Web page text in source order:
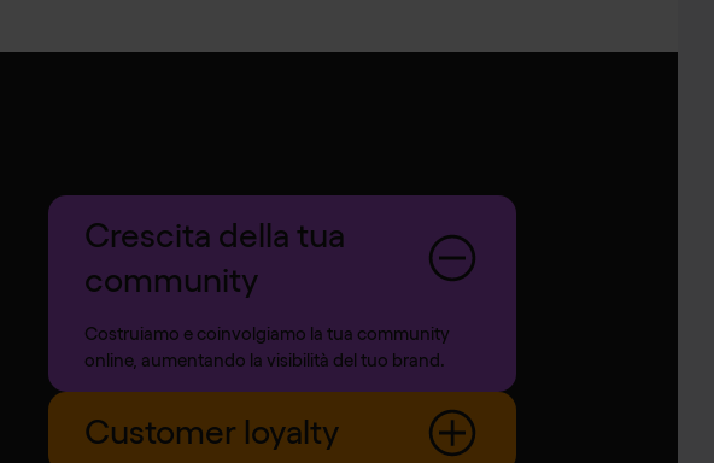
Crescita della tua
community
Costruiamo e coinvolgiamo la tua community
online, aumentando la visibilità del tuo brand.
Customer loyalty